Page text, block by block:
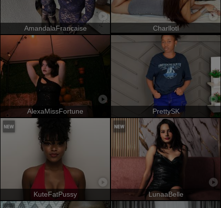
AmandalaFrancaise CharllotI
AlexaMissFortune PrettySK
KuteFatPussy LunaaBelle